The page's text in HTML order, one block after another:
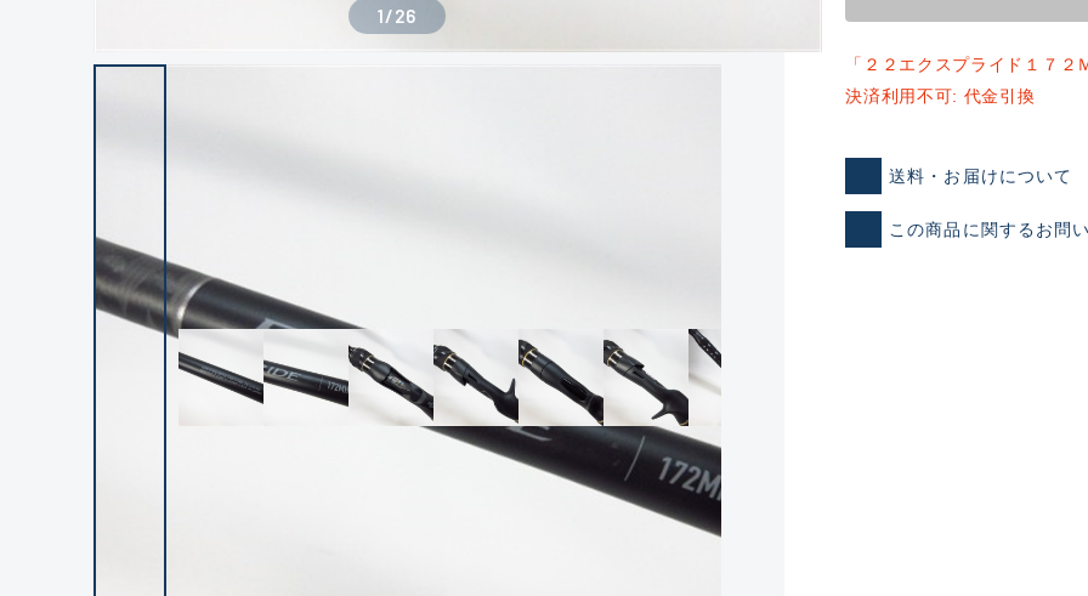
新古品（メーカー問屋から
1/26
「２２エクスプライド１７２
決済利用不可: 代金引換
送料・お届けについて
この商品に関するお問